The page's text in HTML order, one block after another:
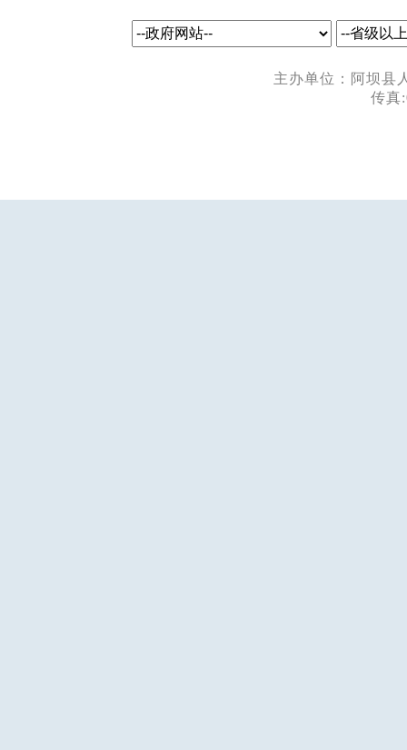
主办单位：阿坝县
传真